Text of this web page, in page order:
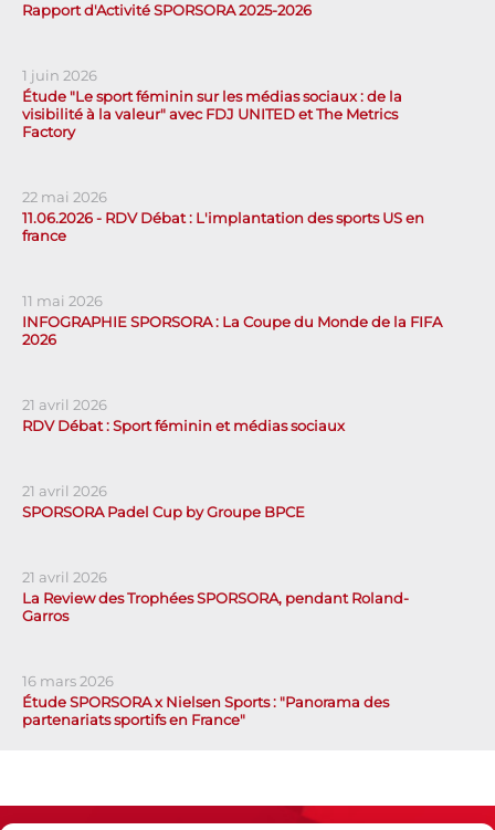
Rapport d'Activité SPORSORA 2025-2026
1 juin 2026
Étude "Le sport féminin sur les médias sociaux : de la
visibilité à la valeur" avec FDJ UNITED et The Metrics
Factory
22 mai 2026
11.06.2026 - RDV Débat : L'implantation des sports US en
france
11 mai 2026
INFOGRAPHIE SPORSORA : La Coupe du Monde de la FIFA
2026
21 avril 2026
RDV Débat : Sport féminin et médias sociaux
21 avril 2026
SPORSORA Padel Cup by Groupe BPCE
21 avril 2026
La Review des Trophées SPORSORA, pendant Roland-
Garros
16 mars 2026
Étude SPORSORA x Nielsen Sports : "Panorama des
partenariats sportifs en France"